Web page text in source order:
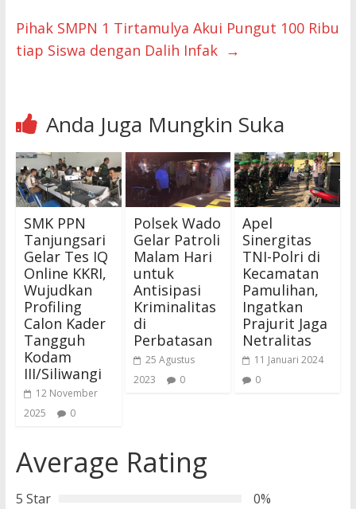
Pihak SMPN 1 Tirtamulya Akui Pungut 100 Ribu
tiap Siswa dengan Dalih Infak ‎ →
Anda Juga Mungkin Suka
SMK PPN
Tanjungsari
Gelar Tes IQ
Online KKRI,
Wujudkan
Profiling
Calon Kader
Tangguh
Kodam
III/Siliwangi
12 November
2025
0
Polsek Wado
Gelar Patroli
Malam Hari
untuk
Antisipasi
Kriminalitas
di
Perbatasan
25 Agustus
2023
0
Apel
Sinergitas
TNI-Polri di
Kecamatan
Pamulihan,
Ingatkan
Prajurit Jaga
Netralitas
11 Januari 2024
0
Average Rating
5 Star
0%